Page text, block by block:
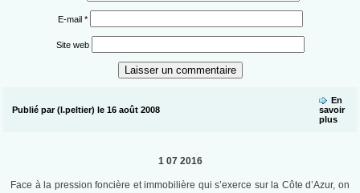
E-mail *
Site web
Publié par (l.peltier) le 16 août 2008
En
savoir
plus
1 07 2016
Face à la pression foncière et immobilière qui s’exerce sur la Côte d’Azur, on